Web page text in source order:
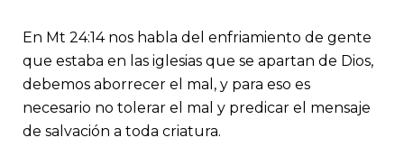
En Mt 24:14 nos habla del enfriamiento de gente
que estaba en las iglesias que se apartan de Dios,
debemos aborrecer el mal, y para eso es
necesario no tolerar el mal y predicar el mensaje
de salvación a toda criatura.